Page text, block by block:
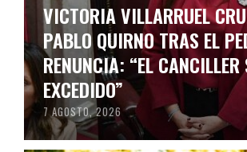
VICTORIA VILLARRUEL
PABLO QUIRNO TRAS EL
RENUNCIA: “EL
EXCEDIDO”
7 AGOSTO, 2026